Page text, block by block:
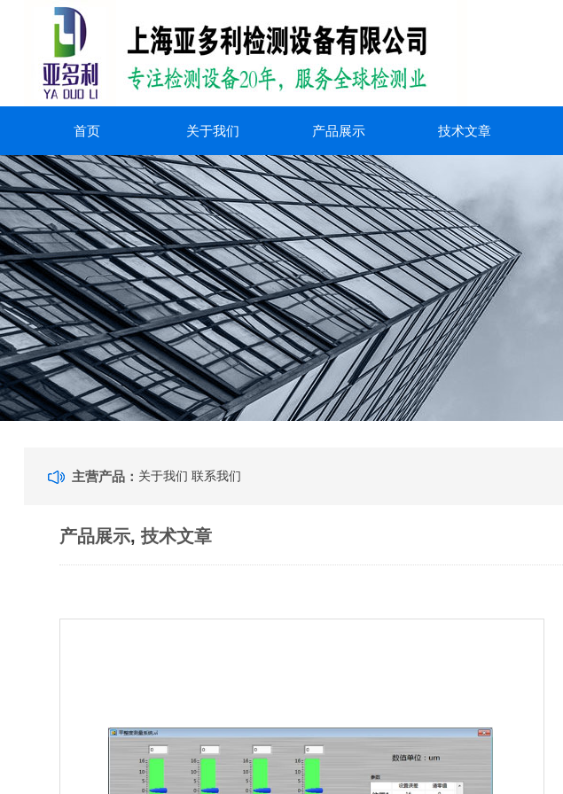
首页 关于我们 产品展示 技术文章
主营产品： 关于我们 联系我们
产品展示,技术文章